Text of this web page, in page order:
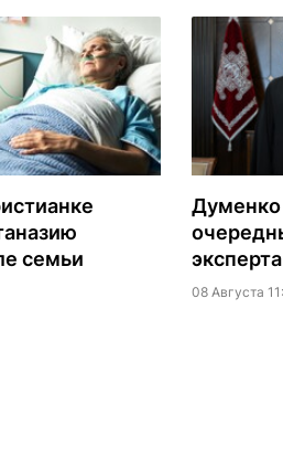
семьи
Думенко
08 Августа